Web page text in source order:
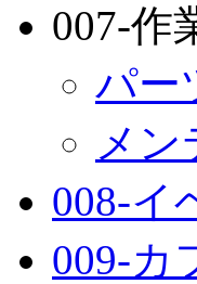
007-作
パー
メ
008-イ
009-